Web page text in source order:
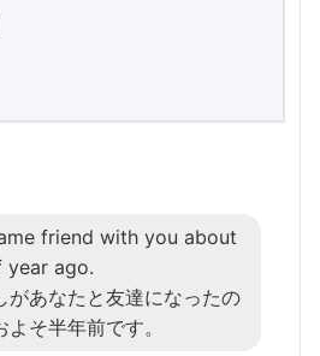
friend with you about
year ago.
があなたと友達になったの
よそ半年前です。